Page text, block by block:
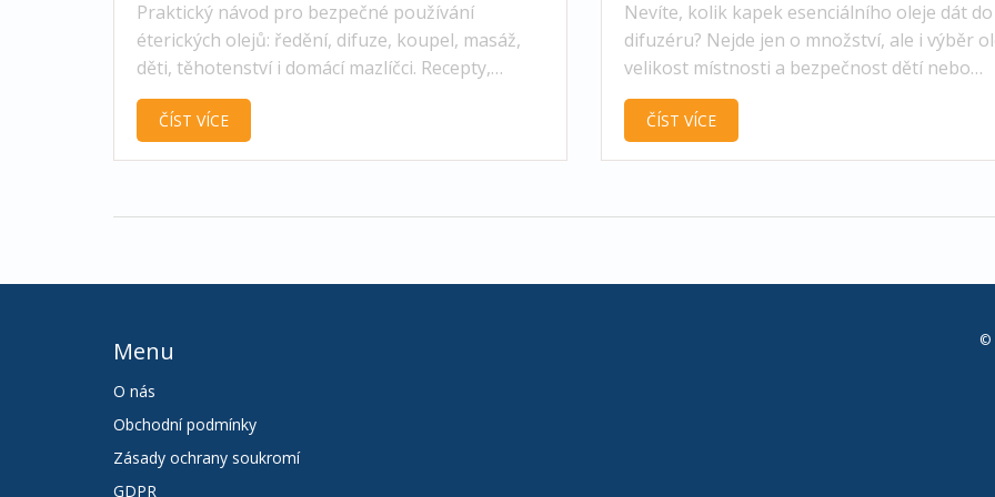
Praktický návod pro bezpečné používání
éterických olejů: ředění, difuze, koupel, masáž,
děti, těhotenství i domácí mazlíčci. Recepty,
tabulky a časté chyby.
ČÍST VÍCE
Nevíte, kolik kapek esenciálního oleje dát do
difuzéru? Nejde jen o množství, ale i výběr
velikost místnosti a bezpečnost dětí nebo
domácích mazlíčků. Článek poradí, jak najít
správné dávkování a vyhnout se typickým
chybám. Čekají vás i tipy, jak kombinovat
ČÍST VÍCE
Menu
O nás
Obchodní podmínky
Zásady ochrany soukromí
GDPR
©